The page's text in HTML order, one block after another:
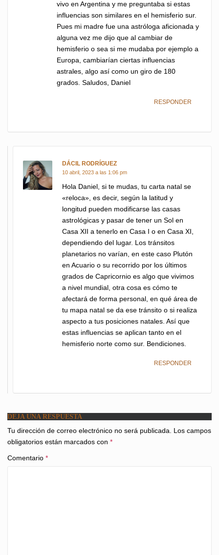
vivo en Argentina y me preguntaba si estas
influencias son similares en el hemisferio sur.
Pues mi madre fue una astróloga aficionada y
alguna vez me dijo que al cambiar de
hemisferio o sea si me mudaba por ejemplo a
Europa, cambiarían ciertas influencias
astrales, algo así como un giro de 180
grados. Saludos, Daniel
RESPONDER
DÁCIL RODRÍGUEZ
10 abril, 2023 a las 1:06 pm
Hola Daniel, si te mudas, tu carta natal se
«reloca», es decir, según la latitud y
longitud pueden modificarse las casas
astrológicas y pasar de tener un Sol en
Casa XII a tenerlo en Casa I o en Casa XI,
dependiendo del lugar. Los tránsitos
planetarios no varían, en este caso Plutón
en Acuario o su recorrido por los últimos
grados de Capricornio es algo que vivimos
a nivel mundial, otra cosa es cómo te
afectará de forma personal, en qué área de
tu mapa natal se da ese tránsito o si realiza
aspecto a tus posiciones natales. Así que
estas influencias se aplican tanto en el
hemisferio norte como sur. Bendiciones.
RESPONDER
DEJA UNA RESPUESTA
Tu dirección de correo electrónico no será publicada.
Los campos
obligatorios están marcados con *
Comentario *